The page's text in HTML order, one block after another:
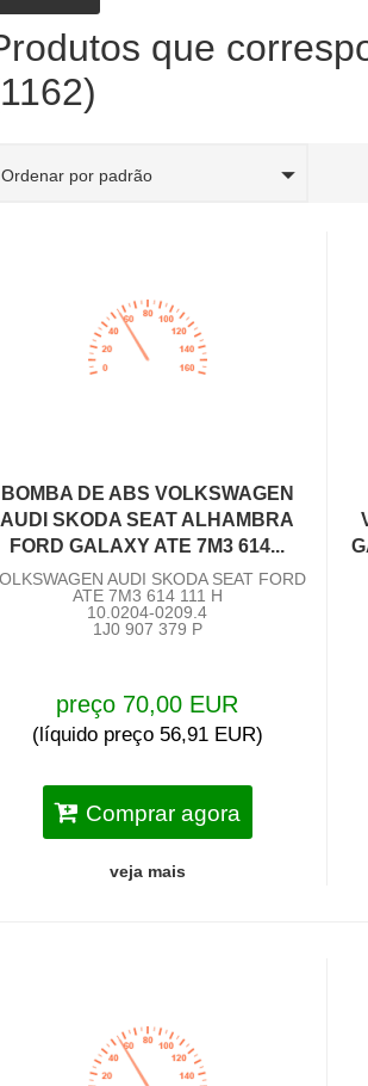
que
Ordenar por padrão
BOMBA DE ABS VOLKSWAGEN
AUDI SKODA SEAT ALHAMBRA
FORD GALAXY ATE 7M3 614...
AUDI SKODA SEAT FORD
ATE 7M3 614 111 H
10.0204-0209.4
1J0 907 379 P
preço 70,00 EUR
(líquido preço 56,91 EUR)
Comprar agora
veja mais